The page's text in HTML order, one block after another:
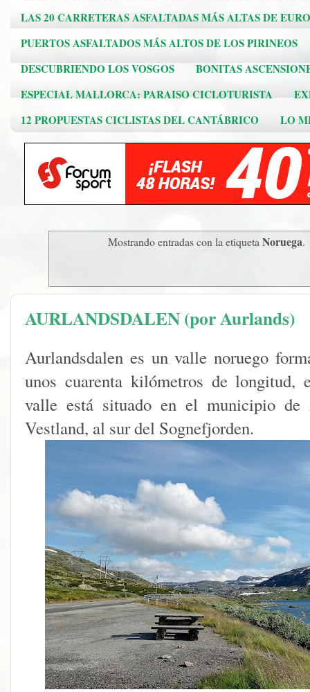
LAS 20 CARRETERAS ASFALTADAS MÁS ALTAS DE
PUERTOS ASFALTADOS MÁS ALTOS DE LOS PIRINEOS
DESCUBRIENDO LOS VOSGOS
BONITAS
ESPECIAL MALLORCA: PARAISO CICLOTURISTA
12 PROPUESTAS CICLISTAS DEL CANTÁBRICO
LO
Mostrando entradas con la etiqueta Noruega.
AURLANDSDALEN (por Aurlands)
Aurlandsdalen es un valle noruego
unos cuarenta kilómetros de longitud,
valle está situado en el municipio de
Vestland, al sur del Sognefjorden.